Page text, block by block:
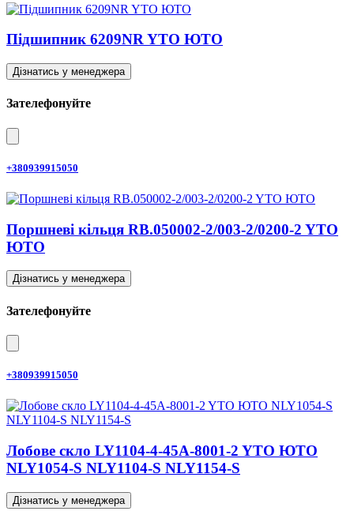
Підшипник 6209NR YTO ЮТО
Дізнатись у менеджера
Зателефонуйте
+380939915050
Поршневі кільця RB.050002-2/003-2/0200-2 YTO
ЮТО
Дізнатись у менеджера
Зателефонуйте
+380939915050
Лобове скло LY1104-4-45A-8001-2 YTO ЮТО
NLY1054-S NLY1104-S NLY1154-S
Дізнатись у менеджера